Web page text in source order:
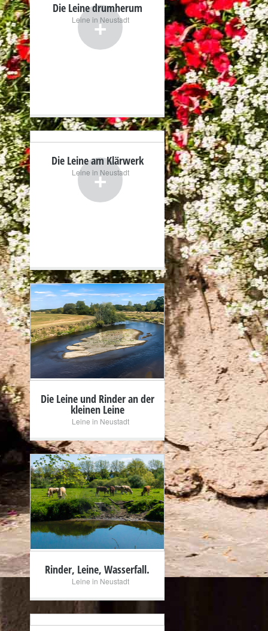
+
Die Leine drumherum
Leine in Neustadt
+
Die Leine am Klärwerk
Leine in Neustadt
+
Die Leine und Rinder an der
kleinen Leine
Leine in Neustadt
+
Rinder, Leine, Wasserfall.
Leine in Neustadt